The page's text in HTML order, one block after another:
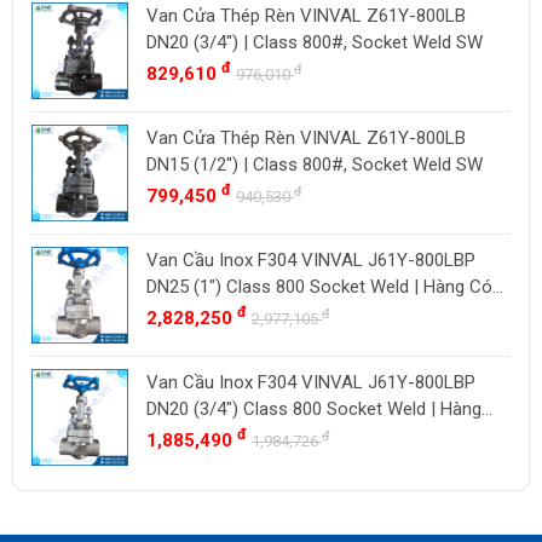
SIRCA
BESA
ORBINOX
BAODI
TLV
ZENNER
DOUGLAS
LESER
VENN
YOSHITAKE
KITZ
DK VALVE
TIGER
Pháp
Ấn Độ
Indonesia
Malaysia
Đài Loan
Việt Nam
Thụy Sĩ
Ba Lan
SẢN PHẨM NỖI BẬT
Van Cửa Thép Rèn VINVAL Z61Y-800LB
DN25 (1") | Class 800#, Socket Weld SW
1,244,430 đ 1,464,040đ
Van Cửa Thép Rèn VINVAL Z61Y-800LB
DN20 (3/4") | Class 800#, Socket Weld SW
829,610 đ 976,010đ
Van Cửa Thép Rèn VINVAL Z61Y-800LB
DN15 (1/2") | Class 800#, Socket Weld SW
799,450đ 940,530 đ
Sẵn
đ đ